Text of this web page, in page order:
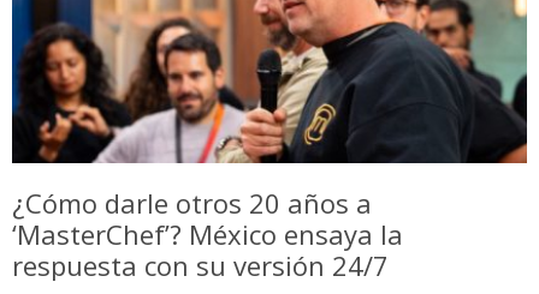
¿Cómo darle otros 20 años a
‘MasterChef’? México ensaya la
respuesta con su versión 24/7